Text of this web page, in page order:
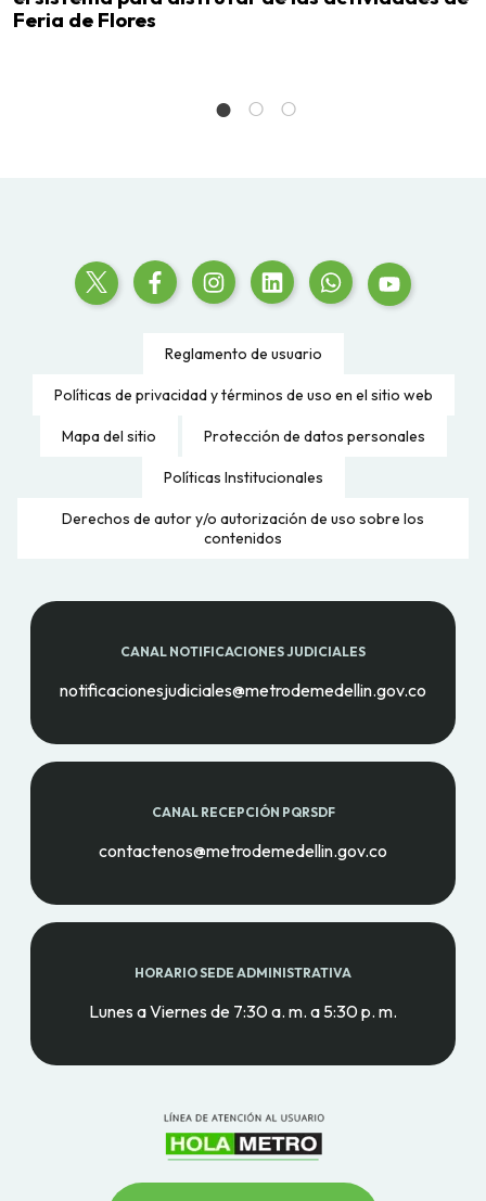
Feria de Flores
Reglamento de usuario
Políticas de privacidad y términos de uso en el sitio web
Mapa del sitio Protección de datos personales
Políticas Institucionales
Derechos de autor y/o autorización de uso sobre los
contenidos
CANAL NOTIFICACIONES JUDICIALES
notificacionesjudiciales@metrodemedellin.gov.co
CANAL RECEPCIÓN PQRSDF
contactenos@metrodemedellin.gov.co
HORARIO SEDE ADMINISTRATIVA
Lunes a Viernes de 7:30 a. m. a 5:30 p. m.